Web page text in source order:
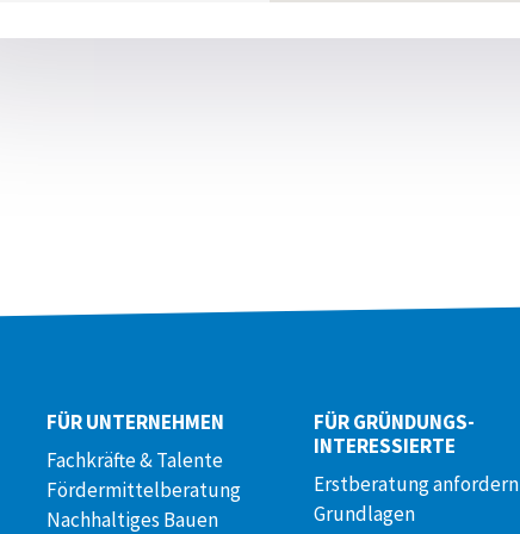
FÜR UNTERNEHMEN
Fachkräfte & Talente
Fördermittelberatung
Nachhaltiges Bauen
FÜR GRÜNDUNGS­
INTERESSIERTE
Erstberatung anfordern
Grundlagen